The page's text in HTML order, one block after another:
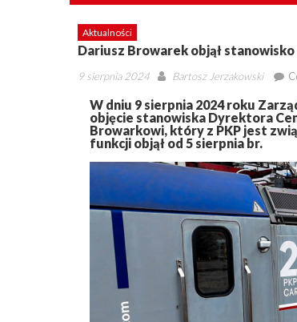
Aktualności
Dariusz Browarek objął
Posted
9 sierpnia 2024 Author
Bartosz Jerzakowski
W dniu 9 sierpnia 2024 roku
objęcie stanowiska Dyrektora
Browarkowi, który z PKP jest
funkcji objął od 5 sierpnia br.